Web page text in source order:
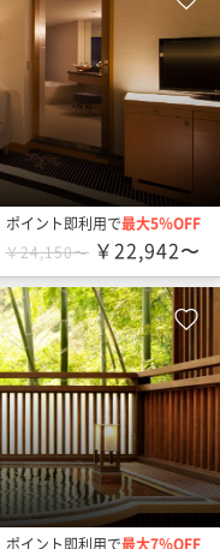
ポイント即利用で最大5％OFF
￥24,150〜 ￥22,942〜
ポイント即利用で最大7％OFF